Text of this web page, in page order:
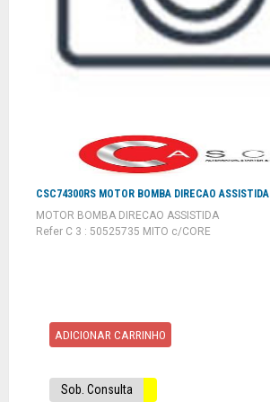
CSC74300RS MOTOR BOMBA DIRECAO ASSISTIDA
MOTOR BOMBA DIRECAO ASSISTIDA
Refer C 3 : 50525735 MITO c/CORE
ADICIONAR CARRINHO
Sob. Consulta